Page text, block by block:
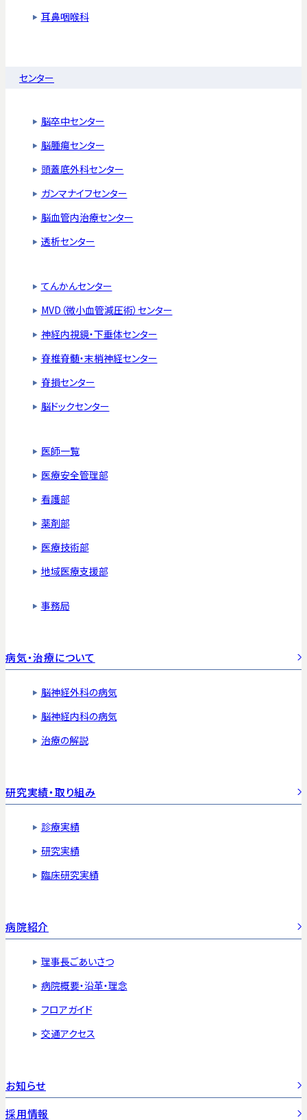
耳鼻咽喉科
センター
脳卒中センター
脳腫瘍センター
頭蓋底外科センター
ガンマナイフセンター
脳血管内治療センター
透析センター
てんかんセンター
MVD（微小血管減圧術）センター
神経内視鏡・下垂体センター
脊椎脊髄・末梢神経センター
脊損センター
脳ドックセンター
医師一覧
医療安全管理部
看護部
薬剤部
医療技術部
地域医療支援部
事務局
病気・治療について
脳神経外科の病気
脳神経内科の病気
治療の解説
研究実績・取り組み
診療実績
研究実績
臨床研究実績
病院紹介
理事長ごあいさつ
病院概要・沿革・理念
フロアガイド
交通アクセス
お知らせ
採用情報